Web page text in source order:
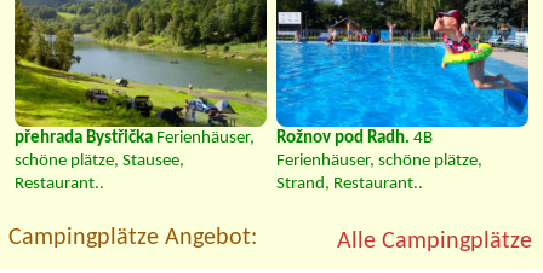
přehrada Bystřička Ferienhäuser,
schöne plätze, Stausee,
Restaurant..
Rožnov pod Radh. 4B
Ferienhäuser, schöne plätze,
Strand, Restaurant..
Campingplätze Angebot: Alle Campingplätze